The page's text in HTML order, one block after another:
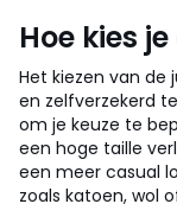
Hoe kies
Het kiezen van de
en zelfverzekerd
om je keuze te
een hoge taille
een meer casual
zoals katoen, wol